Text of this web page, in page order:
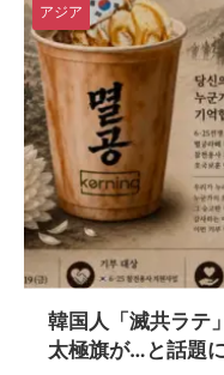
アジア
韓国人「滅共ラテ
太極旗が…と話題